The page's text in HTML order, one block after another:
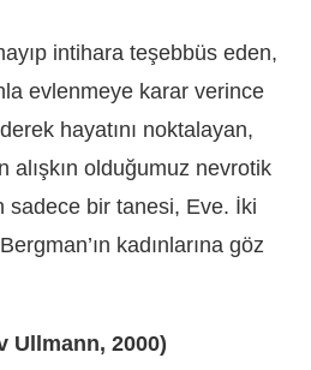
intihara teşebbüs eden,
evlenmeye karar verince
hayatını noktalayan,
alışkın olduğumuz nevrotik
sadece bir tanesi, Eve. İki
kadınlarına göz
Ullmann, 2000)